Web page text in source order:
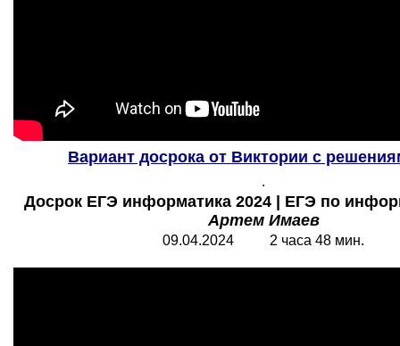
Вариант досрока от Виктории с
.
Досрок ЕГЭ информатика 2024 | ЕГЭ по
Артем Имаев
09.04.2024 2 часа 48 мин.